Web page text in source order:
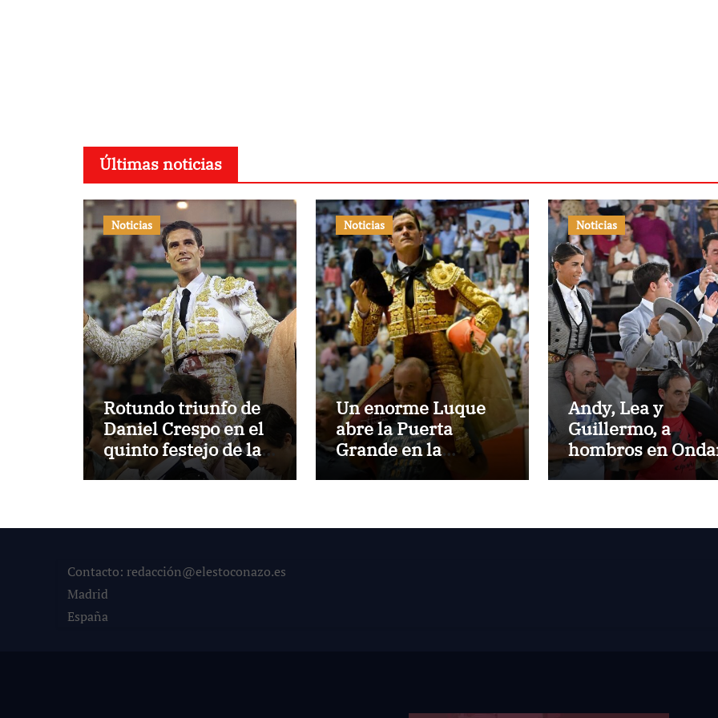
Últimas noticias
Noticias
Rotundo triunfo de
Daniel Crespo en el
quinto festejo de la
Temporada de
Noticias
Un enorme Luque
abre la Puerta
Grande en la
primera de
Noticias
Andy, Lea y
Guillermo, a
hombros en
Contacto: redacción@elestoconazo.es
Madrid
España